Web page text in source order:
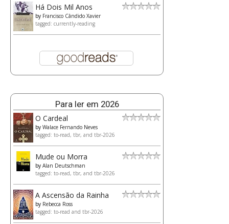
Há Dois Mil Anos
by Francisco Cândido Xavier
tagged: currently-reading
Para ler em 2026
O Cardeal
by Walace Fernando Neves
tagged: to-read, tbr, and tbr-2026
Mude ou Morra
by Alan Deutschman
tagged: to-read, tbr, and tbr-2026
A Ascensão da Rainha
by Rebecca Ross
tagged: to-read and tbr-2026